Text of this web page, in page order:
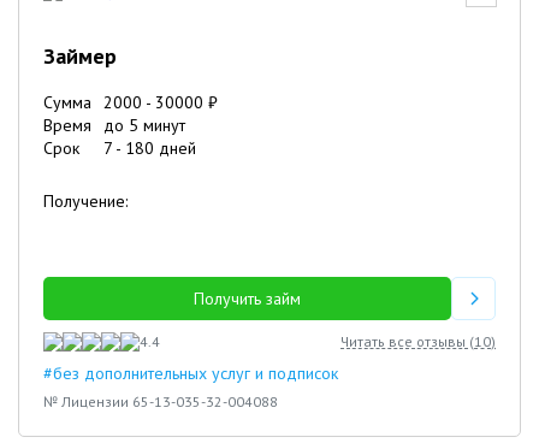
Займер
Сумма 2000 - 30000 ₽
Время
до 5 минут
Срок
7 - 180 дней
Получение:
Получить займ
4.4 Читать все отзывы (10)
#без дополнительных услуг и подписок
№ Лицензии 65-13-035-32-004088